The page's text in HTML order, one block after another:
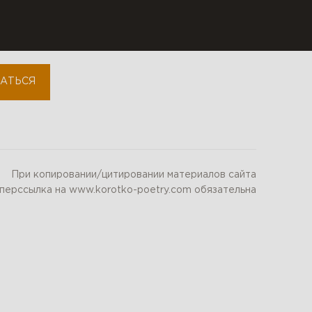
При копировании/цитировании материалов сайта
на www.korotko-poetry.com обязательна